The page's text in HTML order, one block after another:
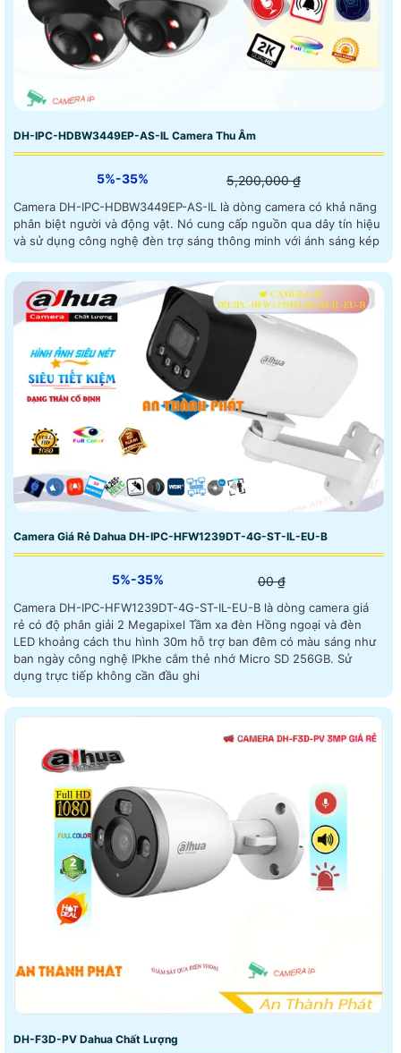
DH-IPC-HDBW3449EP-AS-IL Camera Thu Âm
5%-35% 5,200,000 ₫
Camera DH-IPC-HDBW3449EP-AS-IL là dòng camera có khả năng
phân biệt người và động vật. Nó cung cấp nguồn qua dây tín hiệu
và sử dụng công nghệ đèn trợ sáng thông minh với ánh sáng kép
Camera Giá Rẻ Dahua DH-IPC-HFW1239DT-4G-ST-IL-EU-B
5%-35% 00 ₫
Camera DH-IPC-HFW1239DT-4G-ST-IL-EU-B là dòng camera giá
rẻ có độ phân giải 2 Megapixel Tầm xa đèn Hồng ngoại và đèn
LED khoảng cách thu hình 30m hỗ trợ ban đêm có màu sáng như
ban ngày công nghệ IPkhe cắm thẻ nhớ Micro SD 256GB. Sử
dụng trực tiếp không cần đầu ghi
DH-F3D-PV Dahua Chất Lượng